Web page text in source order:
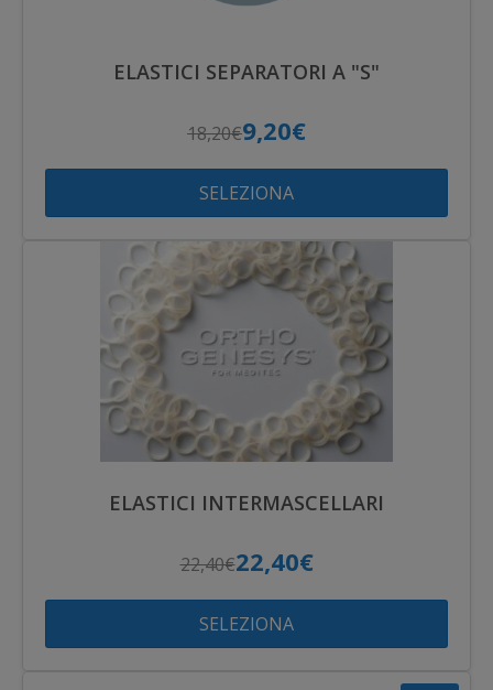
ELASTICI SEPARATORI A "S"
18,20€9,20€
SELEZIONA
ELASTICI INTERMASCELLARI
22,40€22,40€
SELEZIONA